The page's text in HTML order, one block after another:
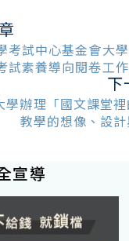
考試中心基金會大
素養導向閱卷工作
下
學辦理「國文課堂
教學的想像、設
宣導